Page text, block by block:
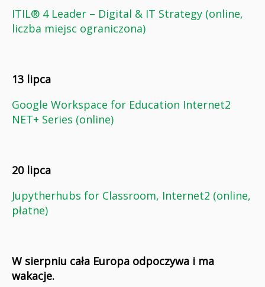
ITIL® 4 Leader – Digital & IT Strategy (online,
liczba miejsc ograniczona)
13 lipca
Google Workspace for Education Internet2
NET+ Series (online)
20 lipca
Jupytherhubs for Classroom, Internet2 (online,
płatne)
W sierpniu cała Europa odpoczywa i ma
wakacje.